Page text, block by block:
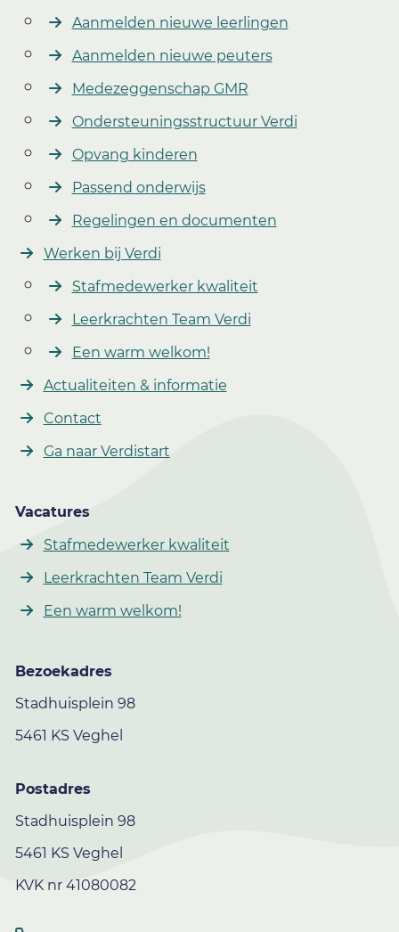
Aanmelden nieuwe leerlingen
Aanmelden nieuwe peuters
Medezeggenschap GMR
Ondersteuningsstructuur Verdi
Opvang kinderen
Passend onderwijs
Regelingen en documenten
Werken bij Verdi
Stafmedewerker kwaliteit
Leerkrachten Team Verdi
Een warm welkom!
Actualiteiten & informatie
Contact
Ga naar Verdistart
Vacatures
Stafmedewerker kwaliteit
Leerkrachten Team Verdi
Een warm welkom!
Bezoekadres
Stadhuisplein 98
5461 KS Veghel
Postadres
Stadhuisplein 98
5461 KS Veghel
KVK nr 41080082